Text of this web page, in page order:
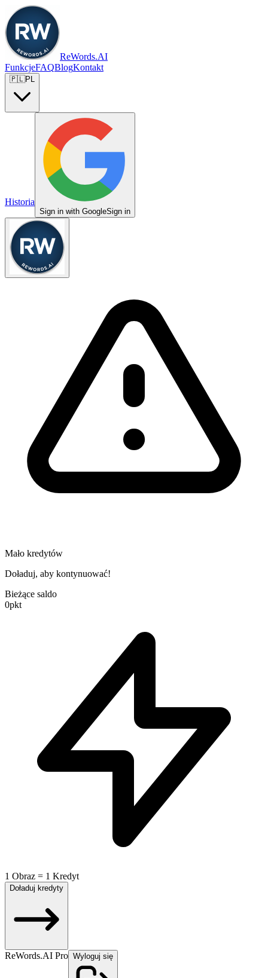
ReWords.AI
FunkcjeFAQBlogKontakt
🇵🇱PL
Historia
Sign in with GoogleSign in
Mało kredytów
Doładuj, aby kontynuować!
Bieżące saldo
0pkt
1 Obraz = 1 Kredyt
Doładuj kredyty
ReWords.AI Pro Wyloguj się